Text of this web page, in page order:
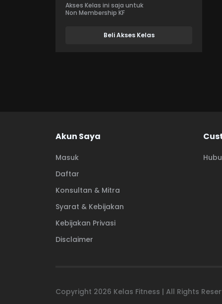
Akses Kelas ini saja untuk
Non Membership KF
Beli Akses Kelas
Akun Saya
Masuk
Daftar
Konsultan & Mitra
Syarat & Kebijakan
Kebijakan Privasi
Disclaimer
Copyright 2026 Kelas Fitness | All Rights